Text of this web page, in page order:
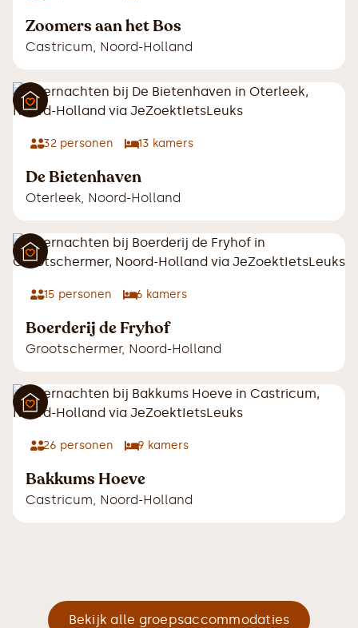
Zoomers aan het Bos
Castricum, Noord-Holland
32 personen 13 kamers
De Bietenhaven
Oterleek, Noord-Holland
15 personen 6 kamers
Boerderij de Fryhof
Grootschermer, Noord-Holland
26 personen 9 kamers
Bakkums Hoeve
Castricum, Noord-Holland
Bekijk alle groepsaccommodaties